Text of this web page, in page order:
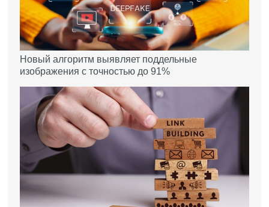
Новый алгоритм выявляет поддельные
изображения с точностью до 91%